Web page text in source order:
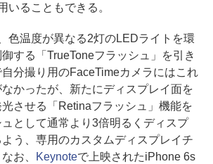
いることもできる。
色温度が異なる2灯のLEDライトを環
する「TrueToneフラッシュ」を引き
分撮り用のFaceTimeカメラにはこれ
かったが、新たにディスプレイ面を
させる「Retinaフラッシュ」機能を
として通常より3倍明るくディスプ
う、専用のカスタムディスプレイチ
お、
Keynoteで上映されたiPhone 6s